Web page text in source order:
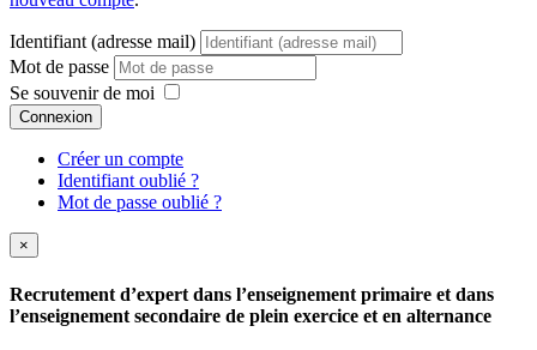
Identifiant (adresse mail)
Mot de passe
Se souvenir de moi
Connexion
Créer un compte
Identifiant oublié ?
Mot de passe oublié ?
×
Recrutement d’expert dans l’enseignement primaire et dans
l’enseignement secondaire de plein exercice et en alternance